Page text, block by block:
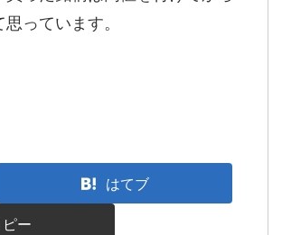
っています。
はてブ
ピー